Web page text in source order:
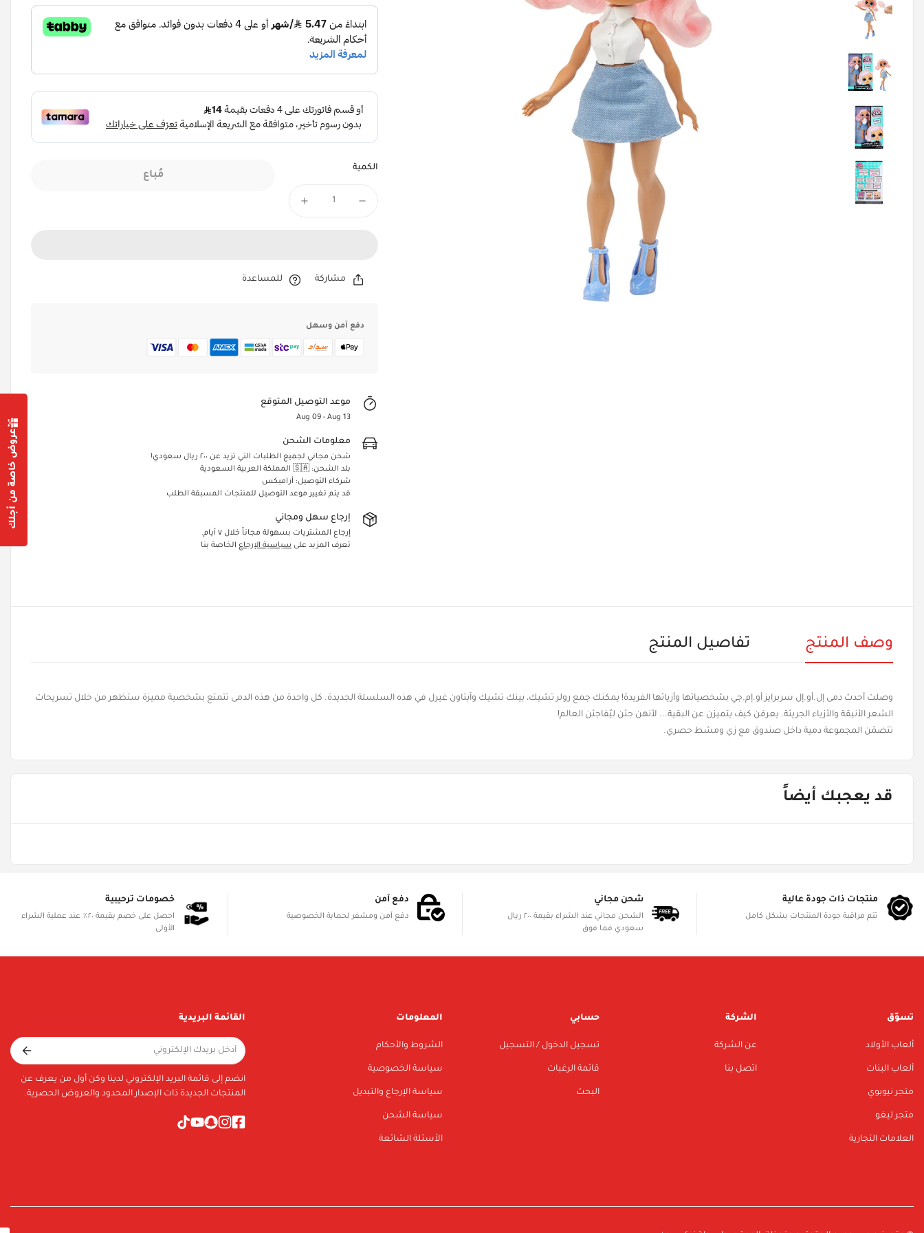
الكمية
مُباع
مشاركة للمساعدة
دفع آمن وسهل
موعد التوصيل المتوقع
Aug 09 - Aug 13
معلومات الشحن
شحن مجاني لجميع الطلبات التي تزيد عن ٢٠٠ ريال سعودي!
بلد الشحن: 🇸🇦 المملكة العربية السعودية
شركاء التوصيل: أراميكس
قد يتم تغيير موعد التوصيل للمنتجات المسبقة الطلب
إرجاع سهل ومجاني
إرجاع المشتريات بسهولة مجاناً خلال ٧ أيام.
تعرف المزيد على سياسية الإرجاع الخاصة بنا
وصف المنتج تفاصيل المنتج
وصلت أحدث دمى إل.أو.إل سربرايز أو.إم.جي بشخصياتها وأزيائها الفريدة! يمكنك جمع رولر تشيك، بينك تشيك وآبتاون غيرل في هذه السلسلة الجديدة. كل واحدة من هذه الدمى تتمتع بشخصية مميزة ستظهر من خلال تسريحات
الشعر الأنيقة والأزياء الجريئة. يعرفن كيف يتميزن عن البقية... لأنهن جئن ليُفاجئن العالم!
تتضمّن المجموعة دمية داخل صندوق مع زي ومشط حصري.
قد يعجبك أيضاً
منتجات ذات جودة عالية
تتم مراقبة جودة المنتجات بشكل كامل
شحن مجاني
الشحن مجاني عند الشراء بقيمة ٢٠٠ ريال
سعودي فما فوق
دفع آمن
دفع آمن ومشفر لحماية الخصوصية
خصومات ترحيبية
احصل على خصم بقيمة ٢٠٪ عند عملية الشراء
الأولى
تسوّق
ألعاب الأولاد
ألعاب البنات
متجر نيوبوي
متجر ليغو
العلامات التجارية
الشركة
عن الشركة
اتصل بنا
حسابي
تسجيل الدخول / التسجيل
قائمة الرغبات
البحث
المعلومات
الشروط والأحكام
سياسة الخصوصية
سياسة الإرجاع والتبديل
سياسة الشحن
الأسئلة الشائعة
القائمة البريدية
انضم إلى قائمة البريد الإلكتروني لدينا وكن أول من يعرف عن
المنتجات الجديدة ذات الإصدار المحدود والعروض الحصرية.
عروض خاصة من أجلك